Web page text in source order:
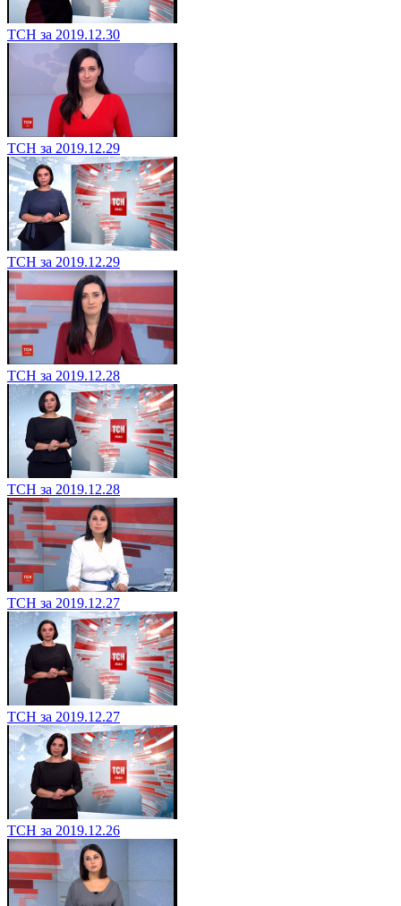
ТСН за 2019.12.30
ТСН за 2019.12.29
ТСН за 2019.12.29
ТСН за 2019.12.28
ТСН за 2019.12.28
ТСН за 2019.12.27
ТСН за 2019.12.27
ТСН за 2019.12.26